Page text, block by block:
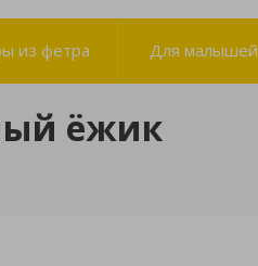
из фетра Для малышей
ёжик